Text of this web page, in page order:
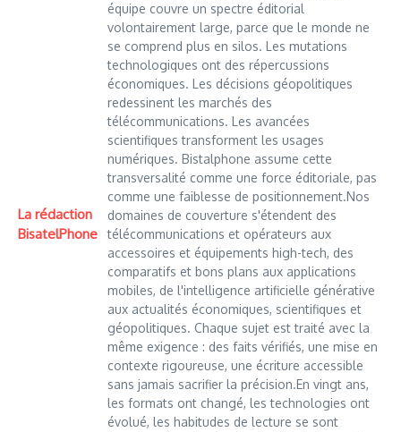
La rédaction
BisatelPhone
équipe couvre un spectre éditorial
volontairement large, parce que le monde ne
se comprend plus en silos. Les mutations
technologiques ont des répercussions
économiques. Les décisions géopolitiques
redessinent les marchés des
télécommunications. Les avancées
scientifiques transforment les usages
numériques. Bistalphone assume cette
transversalité comme une force éditoriale, pas
comme une faiblesse de positionnement.Nos
domaines de couverture s'étendent des
télécommunications et opérateurs aux
accessoires et équipements high-tech, des
comparatifs et bons plans aux applications
mobiles, de l'intelligence artificielle générative
aux actualités économiques, scientifiques et
géopolitiques. Chaque sujet est traité avec la
même exigence : des faits vérifiés, une mise en
contexte rigoureuse, une écriture accessible
sans jamais sacrifier la précision.En vingt ans,
les formats ont changé, les technologies ont
évolué, les habitudes de lecture se sont